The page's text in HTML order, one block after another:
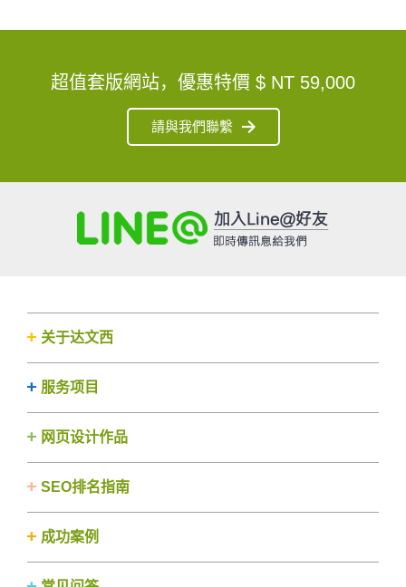
超值套版網站，優惠特價 $ NT 59,000
請與我們聯繫
关于达文西
服务项目
网页设计作品
SEO排名指南
成功案例